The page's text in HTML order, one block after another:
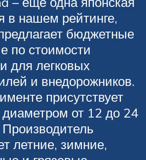
в нашем рейтинге,
бюджетные
по стоимости
для легковых
и внедорожников.
присутствует
диаметром от 12 до 24
летние, зимние,